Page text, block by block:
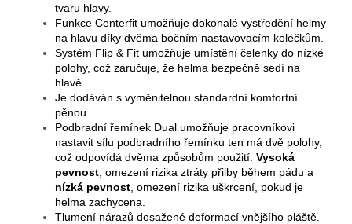
tvaru hlavy.
Funkce Centerfit umožňuje dokonalé vystředění helmy
na hlavu díky dvěma bočním nastavovacím kolečkům.
Systém Flip & Fit umožňuje umístění čelenky do nízké
polohy, což zaručuje, že helma bezpečně sedí na
hlavě.
Je dodáván s vyměnitelnou standardní komfortní
pěnou.
Podbradní řemínek Dual umožňuje pracovníkovi
nastavit sílu podbradního řemínku ten má dvě polohy,
což odpovídá dvěma způsobům použití: Vysoká
pevnost , omezení rizika ztráty přilby během pádu a
nízká pevnost , omezení rizika uškrcení, pokud je
helma zachycena.
Tlumení nárazů dosažené deformací vnějšího pláště.